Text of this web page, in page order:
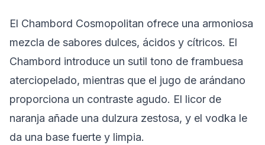
El Chambord Cosmopolitan ofrece una armoniosa
mezcla de sabores dulces, ácidos y cítricos. El
Chambord introduce un sutil tono de frambuesa
aterciopelado, mientras que el jugo de arándano
proporciona un contraste agudo. El licor de
naranja añade una dulzura zestosa, y el vodka le
da una base fuerte y limpia.